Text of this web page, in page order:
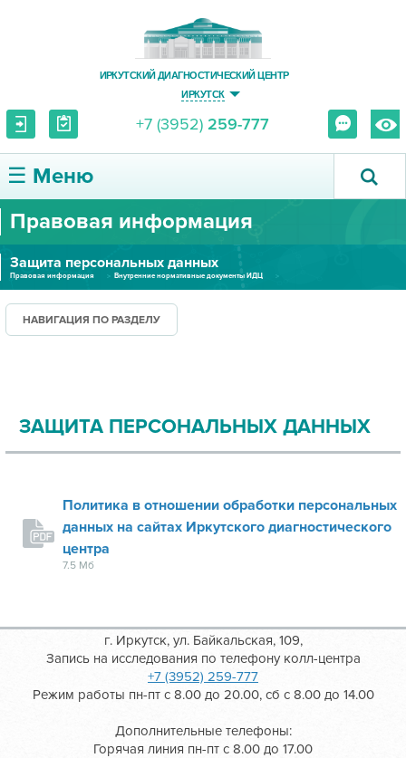
ИРКУТСКИЙ ДИАГНОСТИЧЕСКИЙ ЦЕНТР
ИРКУТСК
+7 (3952) 259-777
☰ Меню
О ЦЕНТРЕ
УСЛУГИ И ЦЕНЫ
ПАЦИЕНТУ
Правовая информация
Защита персональных данных
Правовая информация
Внутренние нормативные документы ИДЦ
НАВИГАЦИЯ ПО РАЗДЕЛУ
ЗАЩИТА ПЕРСОНАЛЬНЫХ ДАННЫХ
Политика в отношении обработки персональных
данных на сайтах Иркутского диагностического
центра
7.5 Мб
г. Иркутск, ул. Байкальская, 109,
Запись на исследования по телефону колл-центра
+7 (3952) 259-777
Режим работы пн-пт с 8.00 до 20.00, сб с 8.00 до 14.00
Дополнительные телефоны:
Горячая линия пн-пт с 8.00 до 17.00